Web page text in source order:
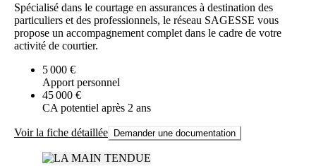
Spécialisé dans le courtage en assurances à destination des
particuliers et des professionnels, le réseau SAGESSE vous
propose un accompagnement complet dans le cadre de votre
activité de courtier.
5 000 €
Apport personnel
45 000 €
CA potentiel après 2 ans
Voir la fiche détaillée Demander une documentation